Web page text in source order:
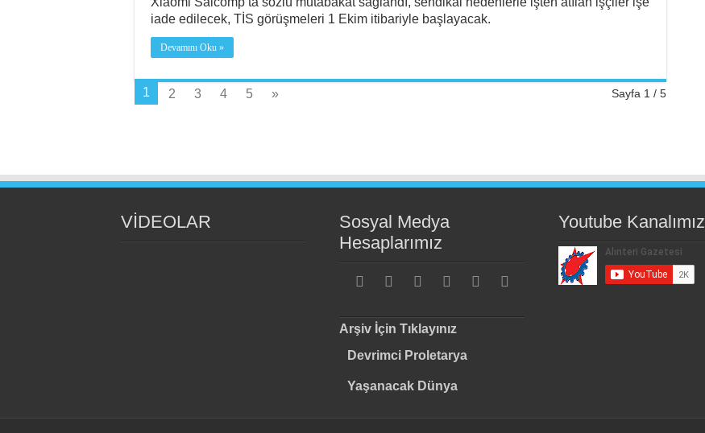
iade edilecek, TİS görüşmeleri 1 Ekim itibariyle başlayacak.
Devamını Oku »
Sayfa 1 / 5
1 2 3 4 5 »
VİDEOLAR
Sosyal Medya
Hesaplarımız
Arşiv İçin Tıklayınız
Devrimci Proletarya
Yaşanacak Dünya
Youtube Kanalımız